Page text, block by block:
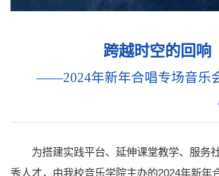
跨越时空的回响
——2024年新年合唱专场音乐
为搭建实践平台、延伸课堂教学、服务
秀人才，由我校音乐学院主办的2024年新年